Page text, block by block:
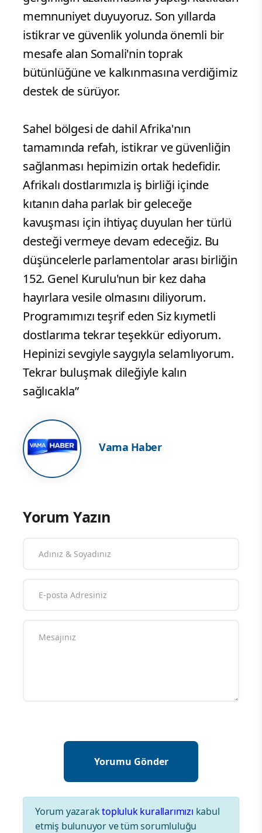
memnuniyet duyuyoruz. Son yıllarda
istikrar ve güvenlik yolunda önemli bir
mesafe alan Somali'nin toprak
bütünlüğüne ve kalkınmasına verdiğimiz
destek de sürüyor.
Sahel bölgesi de dahil Afrika'nın
tamamında refah, istikrar ve güvenliğin
sağlanması hepimizin ortak hedefidir.
Afrikalı dostlarımızla iş birliği içinde
kıtanın daha parlak bir geleceğe
kavuşması için ihtiyaç duyulan her türlü
desteği vermeye devam edeceğiz. Bu
düşüncelerle parlamentolar arası birliğin
152. Genel Kurulu'nun bir kez daha
hayırlara vesile olmasını diliyorum.
Programımızı teşrif eden Siz kıymetli
dostlarıma tekrar teşekkür ediyorum.
Hepinizi sevgiyle saygıyla selamlıyorum.
Tekrar buluşmak dileğiyle kalın
sağlıcakla”
Vama Haber
Yorum Yazın
Yorum yazaraktopluluk kurallarımızı kabul
etmiş bulunuyor ve tüm sorumluluğu